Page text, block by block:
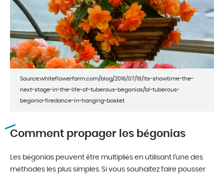
Source:whiteflowerfarm.com/blog/2016/07/19/its-showtime-the-
next-stage-in-the-life-of-tuberous-begonias/bl-tuberous-
begonia-firedance-in-hanging-basket
Comment propager les bégonias
Les bégonias peuvent être multipliés en utilisant l’une des
méthodes les plus simples. Si vous souhaitez faire pousser